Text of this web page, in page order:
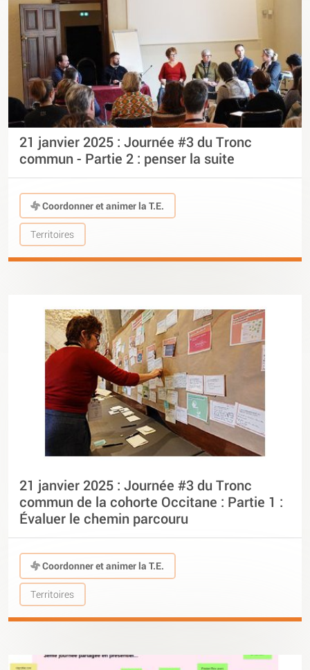
21 janvier 2025 : Journée #3 du Tronc
commun - Partie 2 : penser la suite
Coordonner et animer la T.E.
Territoires
21 janvier 2025 : Journée #3 du Tronc
commun de la cohorte Occitane : Partie 1 :
Évaluer le chemin parcouru
Coordonner et animer la T.E.
Territoires